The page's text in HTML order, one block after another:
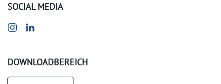
SOCIAL MEDIA
DOWNLOADBEREICH